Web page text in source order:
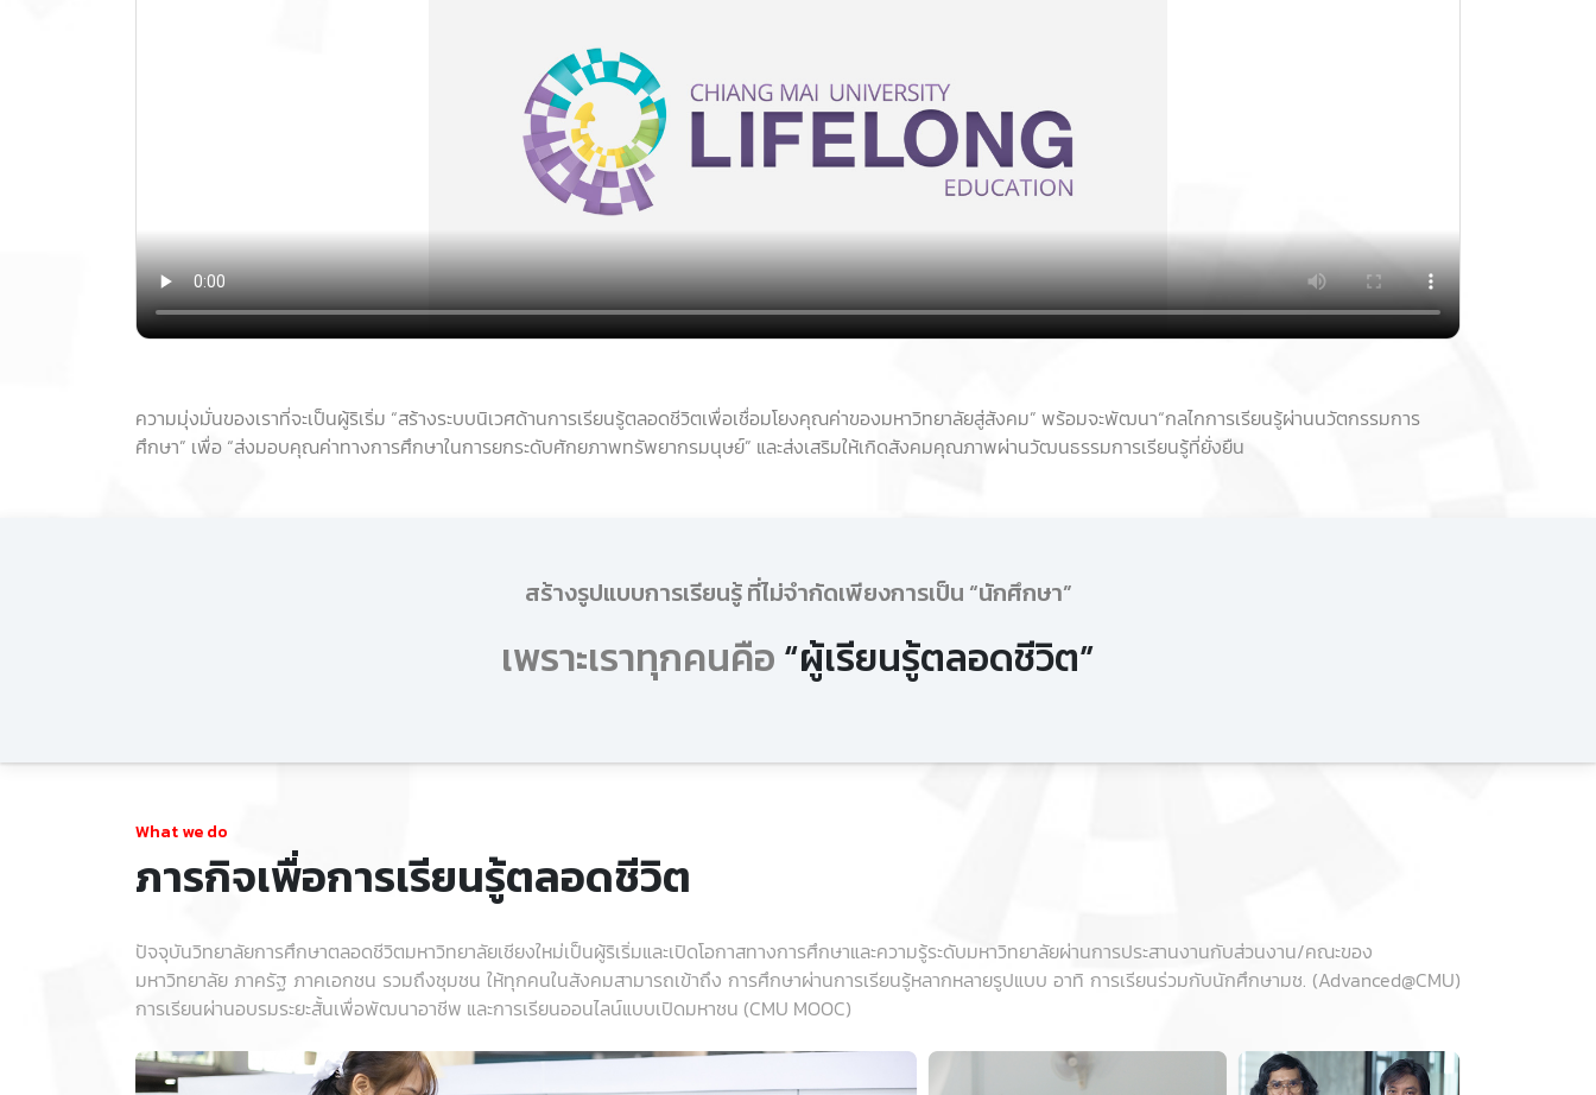
ความมุ่งมั่นของเราที่จะเป็นผู้ริเริ่ม “สร้างระบบนิเวศด้านการเรียนรู้ตลอดชีวิตเพื่อเชื่อมโยงคุณค่าของมหาวิทยาลัยสู่สังคม” พร้อมจะพัฒนา“กลไกการเรียนรู้ผ่านนวัตกรรมการ
ศึกษา” เพื่อ “ส่งมอบคุณค่าทางการศึกษาในการยกระดับศักยภาพทรัพยากรมนุษย์” และส่งเสริมให้เกิดสังคมคุณภาพผ่านวัฒนธรรมการเรียนรู้ที่ยั่งยืน
สร้างรูปแบบการเรียนรู้ ที่ไม่จำกัดเพียงการเป็น “นักศึกษา”
เพราะเราทุกคนคือ“ผู้เรียนรู้ตลอดชีวิต”
What we do
ภารกิจเพื่อการเรียนรู้ตลอดชีวิต
ปัจจุบันวิทยาลัยการศึกษาตลอดชีวิตมหาวิทยาลัยเชียงใหม่เป็นผู้ริเริ่มและเปิดโอกาสทางการศึกษาและความรู้ระดับมหาวิทยาลัยผ่านการประสานงานกับส่วนงาน/คณะของ
มหาวิทยาลัย ภาครัฐ ภาคเอกชน รวมถึงชุมชน ให้ทุกคนในสังคมสามารถเข้าถึง การศึกษาผ่านการเรียนรู้หลากหลายรูปแบบ อาทิ การเรียนร่วมกับนักศึกษามช. (Advanced@CMU)
การเรียนผ่านอบรมระยะสั้นเพื่อพัฒนาอาชีพ และการเรียนออนไลน์แบบเปิดมหาชน (CMU MOOC)